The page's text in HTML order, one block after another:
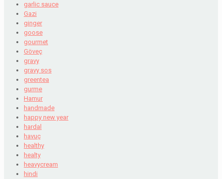
garlic sauce
Gazi
ginger
goose
gourmet
Göveç
gravy
gravy sos
greentea
gurme
Hamur
handmade
happy new year
hardal
havuç
healthy
healty
heavycream
hindi